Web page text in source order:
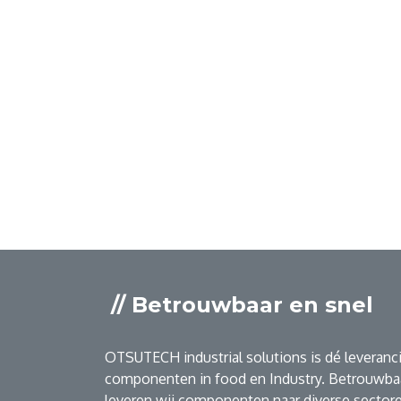
// Betrouwbaar en snel
OTSUTECH industrial solutions is dé
componenten in food en Industry.